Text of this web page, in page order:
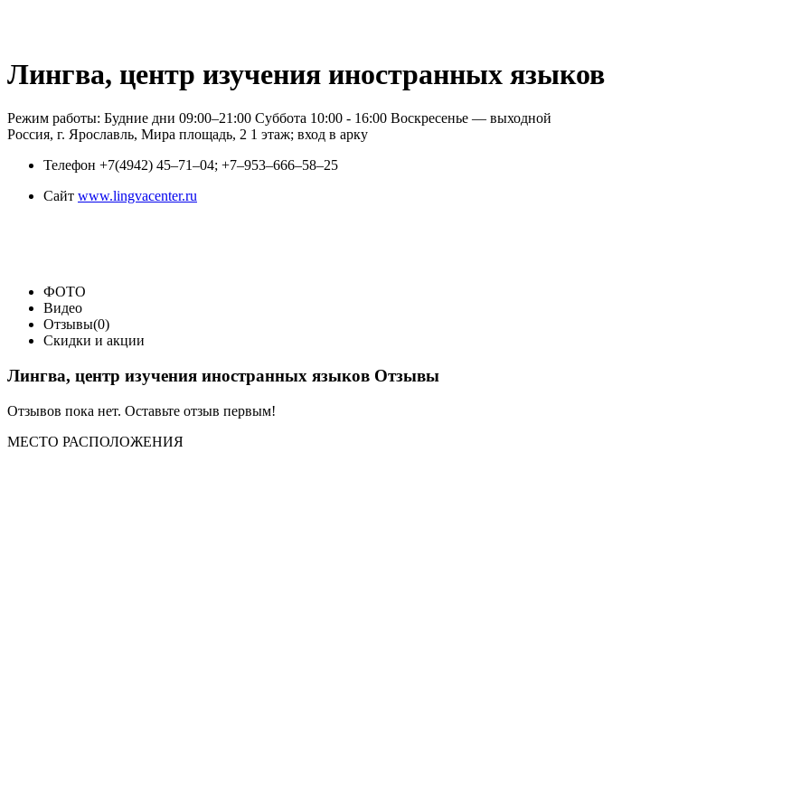
Лингва, центр изучения иностранных языков
Режим работы: Будние дни 09:00–21:00 Суббота 10:00 - 16:00 Воскресенье — выходной
Россия, г. Ярославль, Мира площадь, 2 1 этаж; вход в арку
Телефон +7(4942) 45‒71‒04; +7‒953‒666‒58‒25
Сайт www.lingvacenter.ru
ФОТО
Видео
Отзывы(0)
Скидки и акции
Лингва, центр изучения иностранных языков Отзывы
Отзывов пока нет. Оставьте отзыв первым!
МЕСТО РАСПОЛОЖЕНИЯ